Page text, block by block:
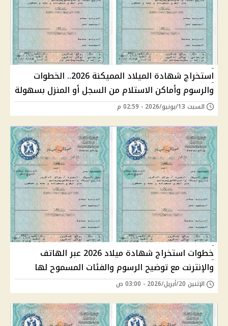
استخراج شهادة الميلاد المميكنة 2026.. الخطوات
والرسوم وأماكن الاستلام من السجل أو المنزل بسهولة
السبت 13/يونيو/2026 - 02:59 م
خطوات استخراج شهادة ميلاد 2026 عبر الهاتف
والإنترنت مع توضيح الرسوم والفئات المسموح لها
الإثنين 20/أبريل/2026 - 03:00 ص